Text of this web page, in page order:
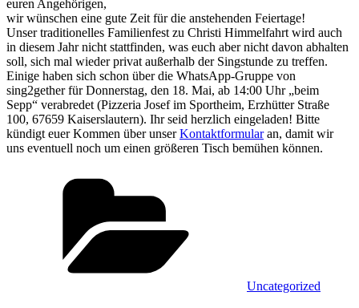
euren Angehörigen,
wir wünschen eine gute Zeit für die anstehenden Feiertage!
Unser traditionelles Familienfest zu Christi Himmelfahrt wird auch
in diesem Jahr nicht stattfinden, was euch aber nicht davon abhalten
soll, sich mal wieder privat außerhalb der Singstunde zu treffen.
Einige haben sich schon über die WhatsApp-Gruppe von
sing2gether für Donnerstag, den 18. Mai, ab 14:00 Uhr „beim
Sepp“ verabredet (Pizzeria Josef im Sportheim, Erzhütter Straße
100, 67659 Kaiserslautern). Ihr seid herzlich eingeladen! Bitte
kündigt euer Kommen über unserKontaktformularan, damit wir
uns eventuell noch um einen größeren Tisch bemühen können.
Uncategorized